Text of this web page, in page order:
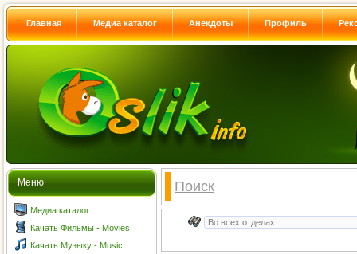
Главная Медиа каталог Анекдоты Профиль
Меню
Медиа каталог
Качать Фильмы - Movies
Качать Музыку - Music
Поиск